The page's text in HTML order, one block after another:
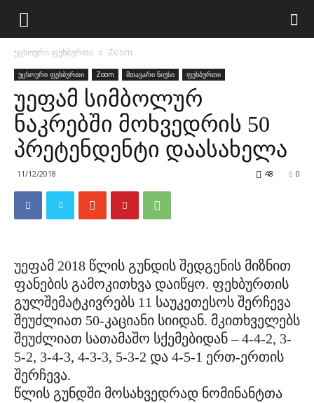
უცხოური ფეხბურთი Zoom
უცხოური ფეხბურთი Zoom მთავარი ნიუსი ფეხბურთი
უეფამ სიმბოლურ
ნაკრებში მოხვედრის 50
პრეტენდენტი დაასახელა
11/12/2018 0
48
უეფამ 2018 წლის გუნდის შედგენის მიზნით
ფანების გამოკითხვა დაიწყო. ფეხბურთის
გულშემატკივრებს 11 საუკეთესოს შერჩევა
შეუძლიათ 50-კაციანი სიიდან. მკითხველებს
შეუძლიათ სათამაშო სქემებიდან – 4-4-2, 3-
5-2, 3-4-3, 4-3-3, 5-3-2 და 4-5-1 ერთ-ერთის
შერჩევა.
წლის გუნდში მოსახვედრად ნომინანტთა